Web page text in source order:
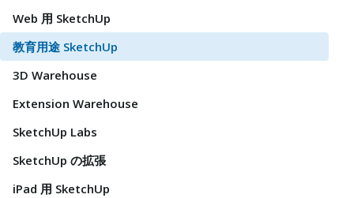
Web 用 SketchUp
教育用途 SketchUp
3D Warehouse
Extension Warehouse
SketchUp Labs
SketchUp の拡張
iPad 用 SketchUp